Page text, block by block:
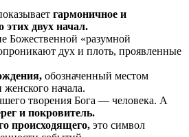
гармоничное и
этих двух начал.
Божественной «разумной
дух и плоть, проявленные
обозначенный местом
начала.
творения Бога — человека. А
и покровитель.
происходящего, это символ